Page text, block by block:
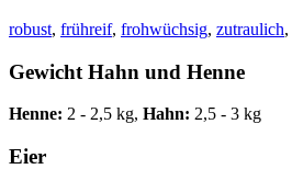
robust, frühreif, frohwüchsig, zutraulich,
Gewicht Hahn und Henne
Henne: 2 - 2,5 kg, Hahn: 2,5 - 3 kg
Eier